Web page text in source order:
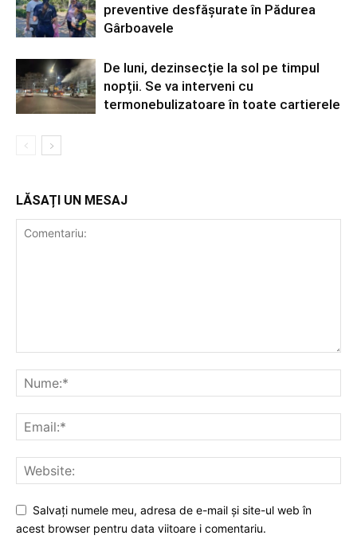
preventive desfășurate în Pădurea
Gârboavele
De luni, dezinsecție la sol pe timpul
nopții. Se va interveni cu
termonebulizatoare în toate cartierele
LĂSAȚI UN MESAJ
Salvați numele meu, adresa de e-mail și site-ul web în
acest browser pentru data viitoare i comentariu.